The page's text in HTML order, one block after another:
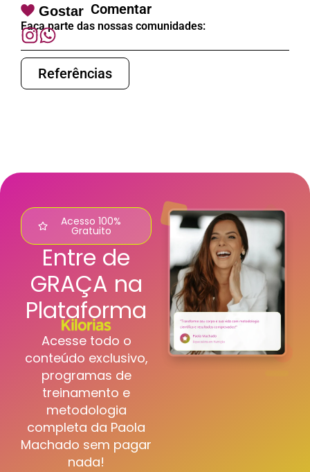
Gostar Comentar
Faça parte das nossas comunidades:
Referências
Acesso 100%
Gratuito
Entre de
GRAÇA na
Plataforma
Acesse todo o
conteúdo exclusivo,
programas de
treinamento e
metodologia
completa da Paola
Machado sem pagar
nada!